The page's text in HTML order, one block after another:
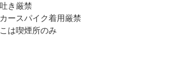
き厳禁
ースパイク着用厳禁
は喫煙所のみ